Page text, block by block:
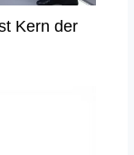
Kern der